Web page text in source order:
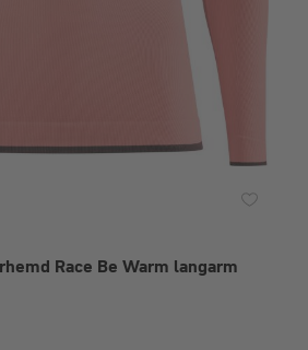
Race Be Warm langarm